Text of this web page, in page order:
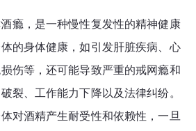
瘾，是一种慢性复发性的精神健康
的身体健康，如引发肝脏疾病、心
伤等，还可能导致严重的戒网瘾和
裂、工作能力下降以及法律纠纷。
对酒精产生耐受性和依赖性，一旦